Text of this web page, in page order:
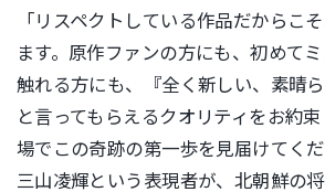
「リスペクトしている作品だからこ
ます。 原作ファンの方にも、初めて
触れる方にも、『全く新しい、素晴
と言ってもらえるクオリティをお約束
場でこの奇跡の第一歩を見届けてくだ
三山凌輝という表現者が、北朝鮮の将